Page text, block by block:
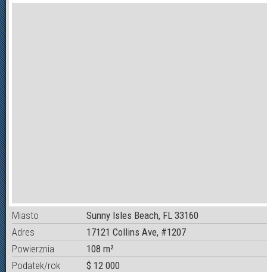
Miasto
Sunny Isles Beach, FL 33160
Adres
17121 Collins Ave, #1207
Powierznia
108 m²
Podatek/rok
$ 12 000